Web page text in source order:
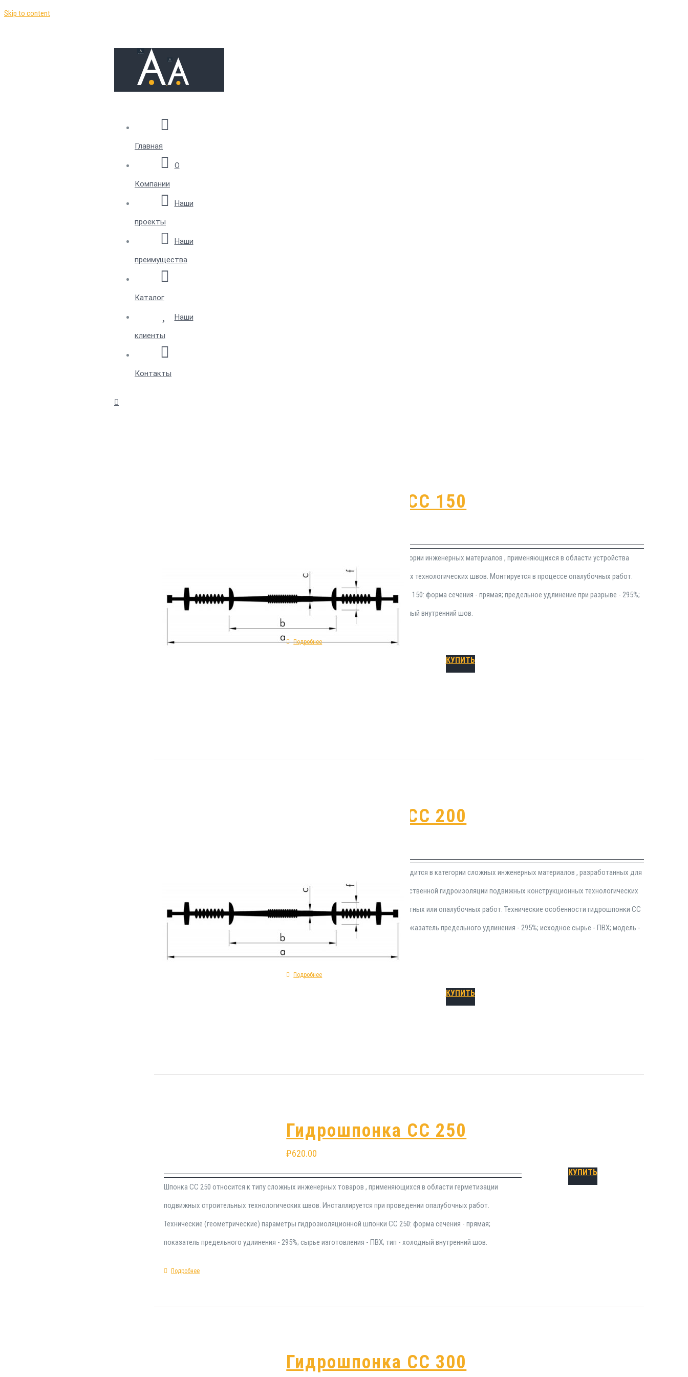
Skip to content
Главная
О
Компании
Наши
проекты
Наши
преимущества
Каталог
Наши
клиенты
Контакты
Гидрошпонка СС 150
Гидрошпонка СС 150 относится к категории инженерных материалов , применяющихся в области устройства
герметизации подвижных строительных технологических швов. Монтируется в процессе опалубочных работ.
Механические особенности шпонки СС 150: форма сечения - прямая; предельное удлинение при разрыве - 295%;
исходное сырье - ПВХ; модель - холодный внутренний шов.
Подробнее
КУПИТЬ
Гидрошпонка СС 200
Герметизационная шпонка СС 200 находится в категории сложных инженерных материалов , разработанных для
применения в области устройства качественной гидроизоляции подвижных конструкционных технологических
швов. Инсталлируется на этапе монолитных или опалубочных работ. Технические особенности гидрошпонки СС
200: форма сечения профиля прямая; показатель предельного удлинения - 295%; исходное сырье - ПВХ; модель -
холодный внутренний шов.
Подробнее
КУПИТЬ
Гидрошпонка СС 250
₽620.00
Шпонка СС 250 относится к типу сложных инженерных товаров , применяющихся в области герметизации
подвижных строительных технологических швов. Инсталлируется при проведении опалубочных работ.
Технические (геометрические) параметры гидрозиоляционной шпонки СС 250: форма сечения - прямая;
показатель предельного удлинения - 295%; сырье изготовления - ПВХ; тип - холодный внутренний шов.
Подробнее
КУПИТЬ
Гидрошпонка СС 300